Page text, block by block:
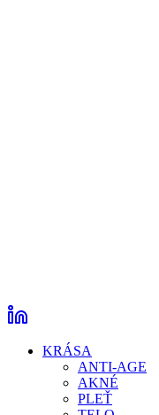
KRÁSA
ANTI-AGE
AKNÉ
PLEŤ